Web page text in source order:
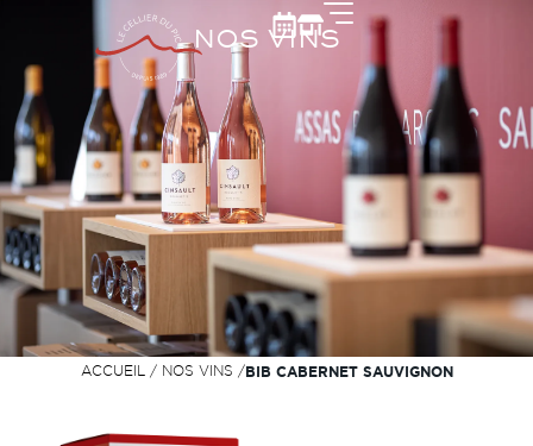
NOS VINS
ACCUEIL/ NOS VINS /BIB CABERNET SAUVIGNON